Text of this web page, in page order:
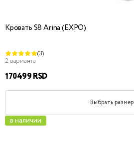
Кровать S8 Arina (EXPO)
(3)
2 варианта
170499 RSD
Выбрать размер
в наличии